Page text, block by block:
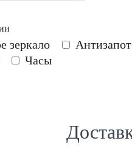
зеркало
Часы